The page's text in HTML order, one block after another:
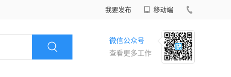
我要发布 移动端
微信公众号
查看更多工作